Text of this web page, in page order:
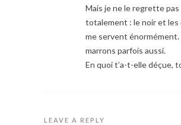
Mais je ne le regrette pas
totalement : le noir et les
me servent énormément.
marrons parfois aussi.
En quoi t’a-t-elle déçue,
LEAVE A REPLY